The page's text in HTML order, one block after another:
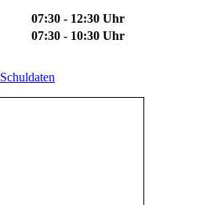
07:30 - 12:30 Uhr
07:30 - 10:30 Uhr
Schuldaten